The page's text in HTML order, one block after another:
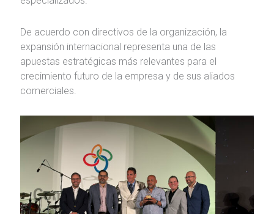
De acuerdo con directivos de la organización, la
expansión internacional representa una de las
apuestas estratégicas más relevantes para el
crecimiento futuro de la empresa y de sus aliados
comerciales.